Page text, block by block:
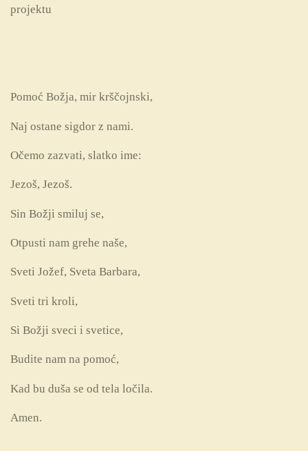
projektu
Pomoć Božja, mir krščojnski,
Naj ostane sigdor z nami.
Očemo zazvati, slatko ime:
Jezoš, Jezoš.
Sin Božji smiluj se,
Otpusti nam grehe naše,
Sveti Jožef, Sveta Barbara,
Sveti tri kroli,
Si Božji sveci i svetice,
Budite nam na pomoć,
Kad bu duša se od tela ločila.
Amen.